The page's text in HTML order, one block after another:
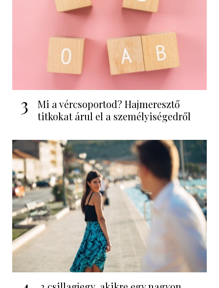
3
Mi a vércsoportod? Hajmeresztő
titkokat árul el a személyiségedről